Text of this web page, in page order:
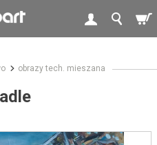
obrazy tech. mieszana